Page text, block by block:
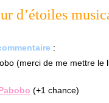
d’étoiles
:
(merci de me mettre le
(+1 chance)